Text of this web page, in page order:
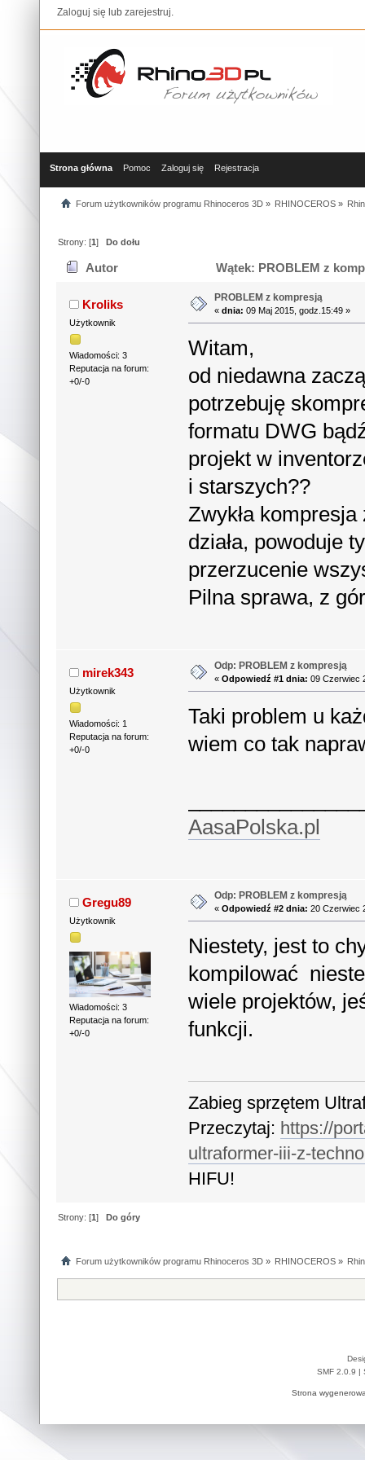
Zaloguj się lub zarejestruj.
Strona główna Pomoc Zaloguj się Rejestracja
Forum użytkowników programu Rhinoceros 3D» RHINOCEROS»
Strony: [1]Do dołu
Autor Wątek: PROBLEM z
Kroliks
Użytkownik
Wiadomości: 3
Reputacja na forum:
+0/-0
PROBLEM z kompresją
«dnia: 09 Maj 2015, godz.15:49 »
Witam,
od niedawna
potrzebuję
formatu DWG
projekt w
i starszych??
Zwykła
działa, powoduje
przerzucenie
Pilna sprawa, z
mirek343
Użytkownik
Wiadomości: 1
Reputacja na forum:
+0/-0
Odp: PROBLEM z kompresją
«Odpowiedź #1 dnia: 09 Czerwiec
Taki problem u
wiem co tak
AasaPolska.pl
Gregu89
Użytkownik
Wiadomości: 3
Reputacja na forum:
+0/-0
Odp: PROBLEM z kompresją
«Odpowiedź #2 dnia: 20 Czerwiec
Niestety, jest to
kompilować
wiele projektów,
funkcji.
Zabieg sprzętem
Przeczytaj: https://
ultraformer-iii-z-
HIFU!
Strony: [1] Do góry
Forum użytkowników programu Rhinoceros 3D» RHINOCEROS»
SMF 2.0.9 |
Strona